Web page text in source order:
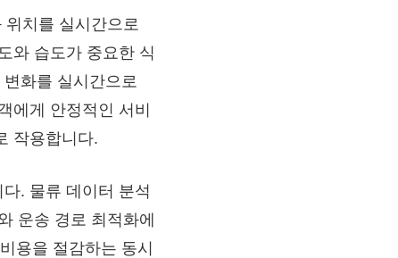
치를 실시간으로
와 습도가 중요한 식
화를 실시간으로
에게 안정적인 서비
작용합니다.
. 물류 데이터 분석
운송 경로 최적화에
용을 절감하는 동시